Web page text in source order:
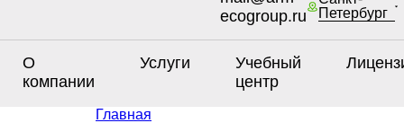
ecogroup.ru
Петербург
О
компании
Услуги
Учебный
центр
Главная